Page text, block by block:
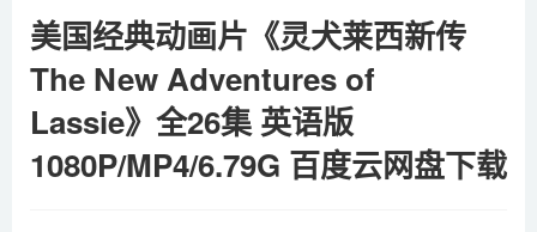
美国经典动画片《灵犬莱西新传
The New Adventures of
Lassie》全26集 英语版
1080P/MP4/6.79G 百度云网盘下载